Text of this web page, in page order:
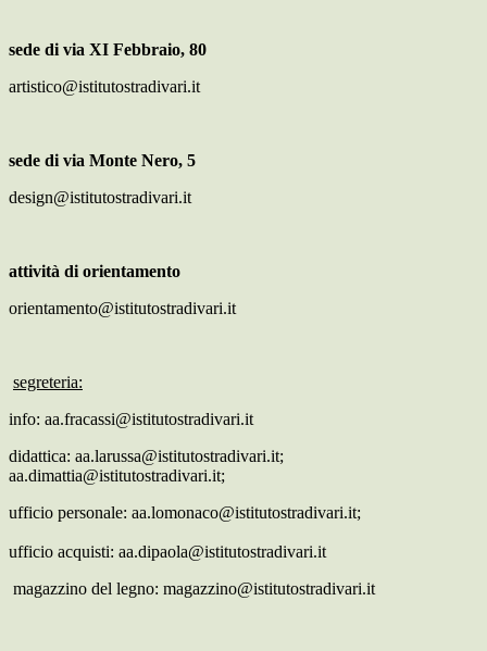
sede di via XI Febbraio, 80
artistico@istitutostradivari.it
sede di via Monte Nero, 5
design@istitutostradivari.it
attività di orientamento
orientamento@istitutostradivari.it
segreteria:
info: aa.fracassi@istitutostradivari.it
didattica: aa.larussa@istitutostradivari.it;
aa.dimattia@istitutostradivari.it;
ufficio personale: aa.lomonaco@istitutostradivari.it;
ufficio acquisti: aa.dipaola@istitutostradivari.it
magazzino del legno: magazzino@istitutostradivari.it